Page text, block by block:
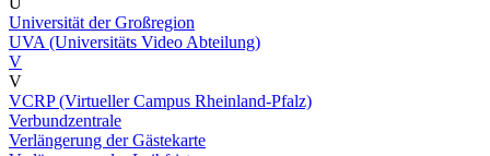
Universität der Großregion
UVA (Universitäts Video Abteilung)
V
V
VCRP (Virtueller Campus Rheinland-Pfalz)
Verbundzentrale
Verlängerung der Gästekarte